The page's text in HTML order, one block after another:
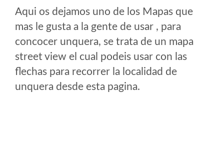
Aqui os dejamos uno de los Mapas que
mas le gusta a la gente de usar , para
concocer unquera, se trata de un mapa
street view el cual podeis usar con las
flechas para recorrer la localidad de
unquera desde esta pagina.